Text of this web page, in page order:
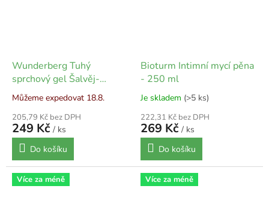
Wunderberg Tuhý
sprchový gel Šalvěj-
citrónová tráva - 80 g
Můžeme expedovat 18.8.
205,79 Kč bez DPH
249 Kč / ks
Do košíku
Bioturm Intimní mycí pěna
- 250 ml
Je skladem (>5 ks)
222,31 Kč bez DPH
269 Kč / ks
Do košíku
Více za méně Více za méně